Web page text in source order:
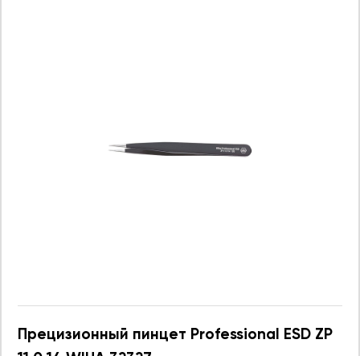
Прецизионный пинцет Professional ESD ZP